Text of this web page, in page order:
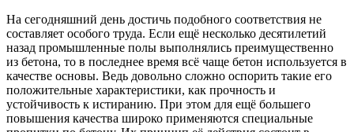
На сегодняшний день достичь подобного соответствия не
составляет особого труда. Если ещё несколько десятилетий
назад промышленные полы выполнялись преимущественно
из бетона, то в последнее время всё чаще бетон используется в
качестве основы. Ведь довольно сложно оспорить такие его
положительные характеристики, как прочность и
устойчивость к истиранию. При этом для ещё большего
повышения качества широко применяются специальные